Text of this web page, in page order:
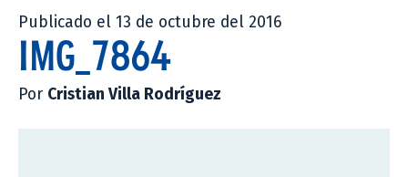
Publicado el 13 de octubre del 2016
IMG_7864
Por Cristian Villa Rodríguez